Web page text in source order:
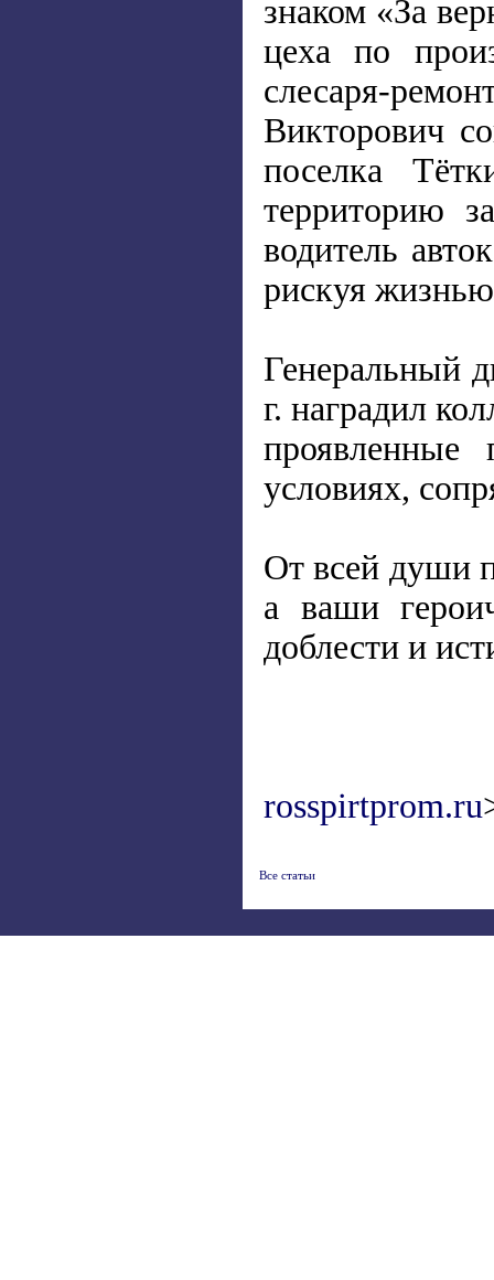
знаком «За
цеха по
слесаря-
Викторович
поселка
территорию
водитель
рискуя
Генеральный
г. наградил
проявленные
условиях,
От всей души
а ваши
доблести и
rosspirtprom.ru
Все статьи